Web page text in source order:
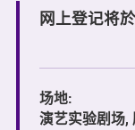
网上登记将
场地:
演艺实验剧场,